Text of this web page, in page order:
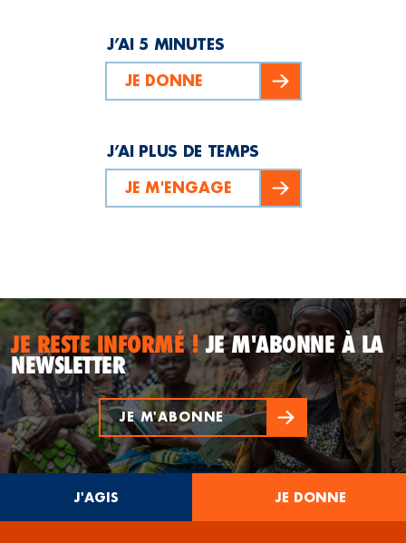
J’AI 5 MINUTES
JE DONNE
J’AI PLUS DE TEMPS
JE M'ENGAGE
JE RESTE INFORMÉ !JE M'ABONNE À LA
NEWSLETTER
JE M'ABONNE
J'AGIS JE DONNE